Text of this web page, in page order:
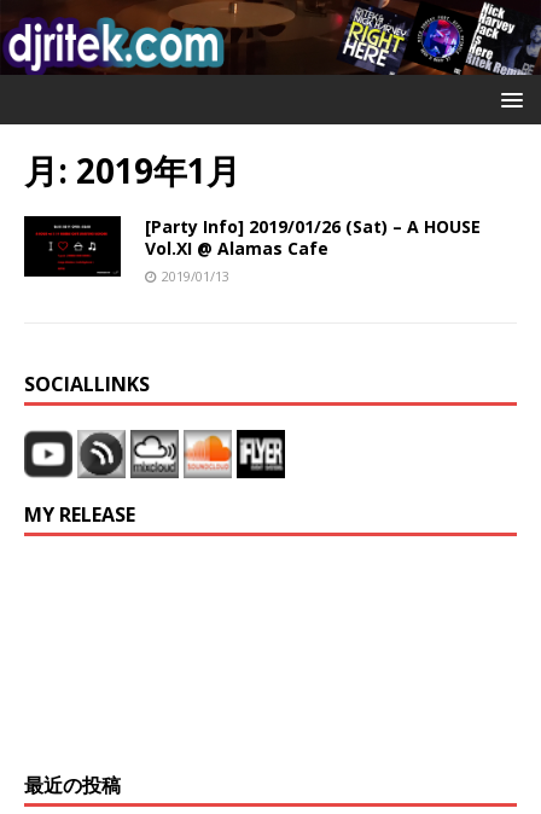
月: 2019年1月
[Party Info] 2019/01/26 (Sat) – A HOUSE
Vol.XI @ Alamas Cafe
2019/01/13
SOCIALLINKS
MY RELEASE
最近の投稿